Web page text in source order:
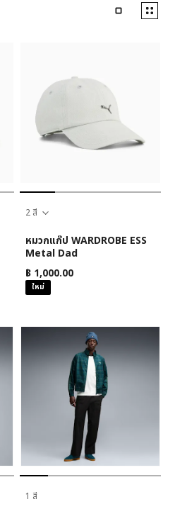
2 สี
หมวกแก๊ป WARDROBE ESS
Metal Dad
฿ 1,000.00
ใหม่
1 สี